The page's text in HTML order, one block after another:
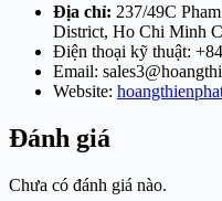
Địa chỉ: 237/49C
District, Ho Chi Minh
Điện thoại kỹ thuật:
Email:
Website:
Đánh giá
Chưa có đánh giá nào.